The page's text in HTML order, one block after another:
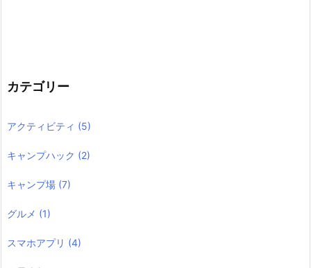
カテゴリー
アクティビティ (5)
キャンプハック (2)
キャンプ場 (7)
グルメ (1)
スマホアプリ (4)